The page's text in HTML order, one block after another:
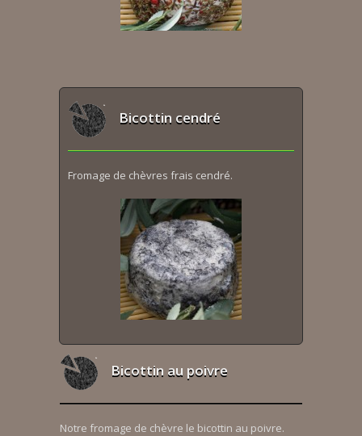
Bicottin cendré
Fromage de chèvres frais cendré.
Bicottin au poivre
Notre fromage de chèvre le bicottin au poivre.